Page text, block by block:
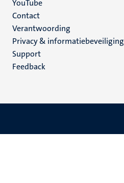
YouTube
Menu
footer
(NL)
Contact
Verantwoording
Privacy & informatiebeveiliging
Support
Feedback